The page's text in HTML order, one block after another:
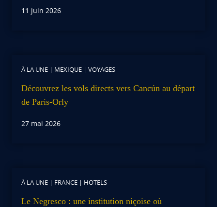
11 juin 2026
À LA UNE | MEXIQUE | VOYAGES
Découvrez les vols directs vers Cancún au départ
de Paris-Orly
27 mai 2026
À LA UNE | FRANCE | HOTELS
Le Negresco : une institution niçoise où